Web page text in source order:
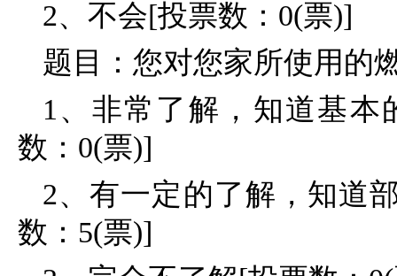
2、不会[投票数：0(票)]
题目：您对您家所使用的
1、非常了解，知道基
数：0(票)]
2、有一定的了解，知道
数：5(票)]